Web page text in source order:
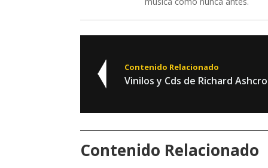
Contenido Relacionado
Vinilos y Cds de Richard
Contenido Relacionado